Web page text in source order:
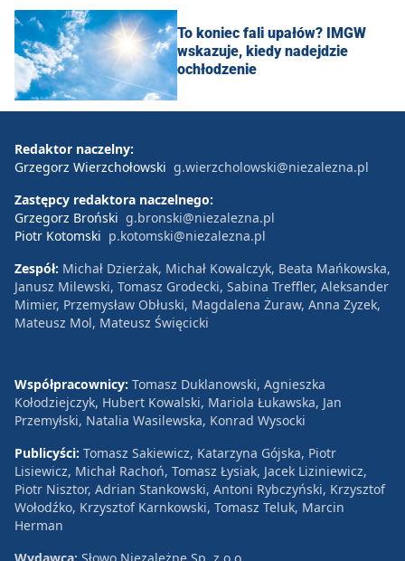
To koniec fali upałów? IMGW
wskazuje, kiedy nadejdzie
ochłodzenie
Redaktor naczelny:
Grzegorz Wierzchołowski g.wierzcholowski@niezalezna.pl
Zastępcy redaktora naczelnego:
Grzegorz Broński g.bronski@niezalezna.pl
Piotr Kotomski p.kotomski@niezalezna.pl
Zespół: Michał Dzierżak, Michał Kowalczyk, Beata Mańkowska,
Janusz Milewski, Tomasz Grodecki, Sabina Treffler, Aleksander
Mimier, Przemysław Obłuski, Magdalena Żuraw, Anna Zyzek,
Mateusz Mol, Mateusz Święcicki
Współpracownicy: Tomasz Duklanowski, Agnieszka
Kołodziejczyk, Hubert Kowalski, Mariola Łukawska, Jan
Przemyłski, Natalia Wasilewska, Konrad Wysocki
Publicyści: Tomasz Sakiewicz, Katarzyna Gójska, Piotr
Lisiewicz, Michał Rachoń, Tomasz Łysiak, Jacek Liziniewicz,
Piotr Nisztor, Adrian Stankowski, Antoni Rybczyński, Krzysztof
Wołodźko, Krzysztof Karnkowski, Tomasz Teluk, Marcin
Herman